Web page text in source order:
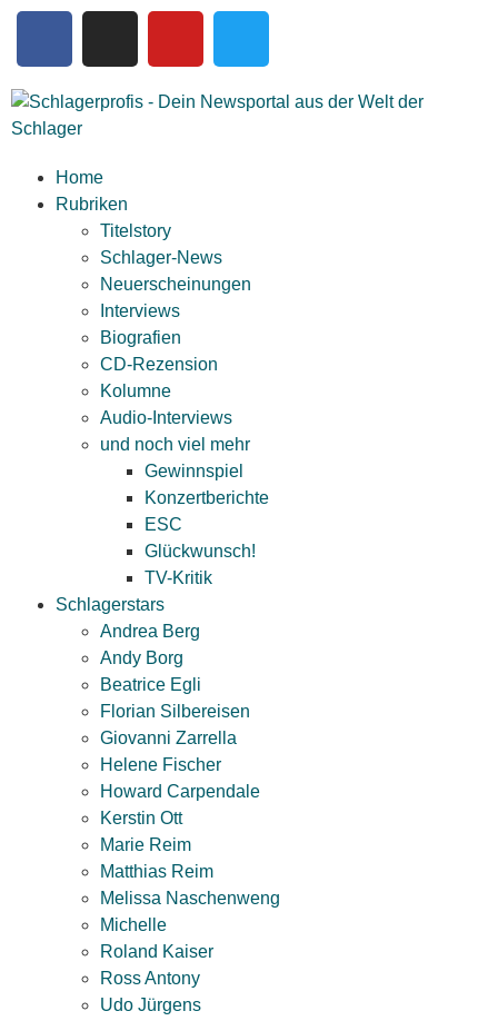
Home
Rubriken
Titelstory
Schlager-News
Neuerscheinungen
Interviews
Biografien
CD-Rezension
Kolumne
Audio-Interviews
und noch viel mehr
Gewinnspiel
Konzertberichte
ESC
Glückwunsch!
TV-Kritik
Schlagerstars
Andrea Berg
Andy Borg
Beatrice Egli
Florian Silbereisen
Giovanni Zarrella
Helene Fischer
Howard Carpendale
Kerstin Ott
Marie Reim
Matthias Reim
Melissa Naschenweng
Michelle
Roland Kaiser
Ross Antony
Udo Jürgens